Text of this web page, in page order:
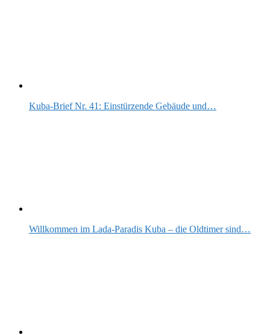
Kuba-Brief Nr. 41: Einstürzende Gebäude und…
Willkommen im Lada-Paradis Kuba – die Oldtimer sind…